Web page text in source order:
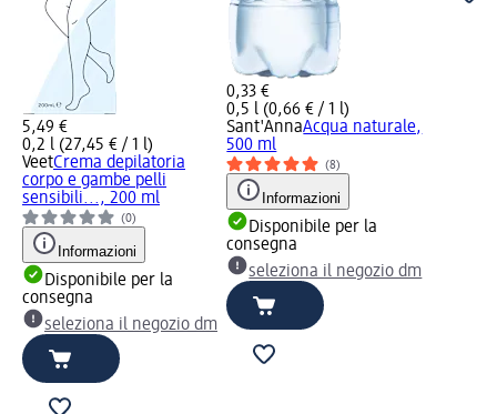
5,49 €
0,2 l (27,45 € / 1 l)
VeetCrema depilatoria
corpo e gambe pelli
sensibili..., 200 ml
(0)
Informazioni
Disponibile per la
consegna
seleziona il negozio dm
0,33 €
0,5 l (0,66 € / 1 l)
Sant'AnnaAcqua naturale,
500 ml
(8)
Informazioni
Disponibile per la
consegna
seleziona il negozio dm